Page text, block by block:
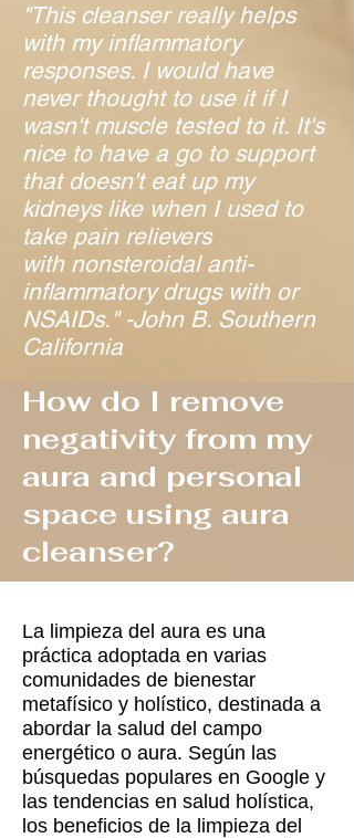
"This cleanser really helps
with my inflammatory
responses. I would have
never thought to use it if I
wasn't muscle tested to it. It's
nice to have a go to support
that doesn't eat up my
kidneys like when I used to
take pain relievers
with nonsteroidal anti-
inflammatory drugswith or
NSAIDs." -John B. Southern
California
How do I remove
negativity from my
aura and personal
space using aura
cleanser?
La limpieza del aura es una
práctica adoptada en varias
comunidades de bienestar
metafísico y holístico, destinada a
abordar la salud del campo
energético o aura. Según las
búsquedas populares en Google y
las tendencias en salud holística,
los beneficios de la limpieza del